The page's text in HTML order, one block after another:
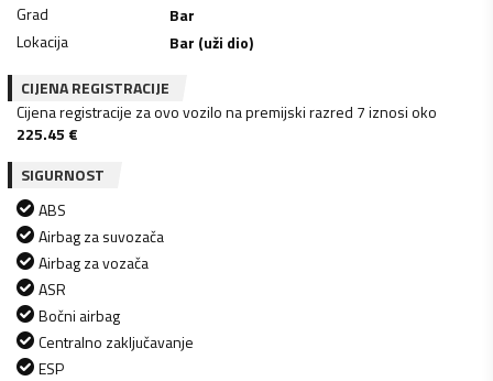
Grad
Bar
Lokacija
Bar (uži dio)
CIJENA REGISTRACIJE
Cijena registracije za ovo vozilo na premijski razred 7 iznosi oko
225.45 €
SIGURNOST
ABS
Airbag za suvozača
Airbag za vozača
ASR
Bočni airbag
Centralno zaključavanje
ESP